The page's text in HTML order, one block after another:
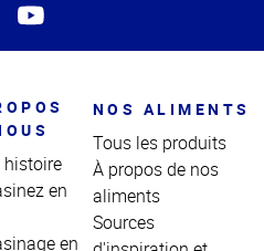
histoire
en
en
NOS ALIMENTS
Tous les produits
À propos de nos
aliments
Sources